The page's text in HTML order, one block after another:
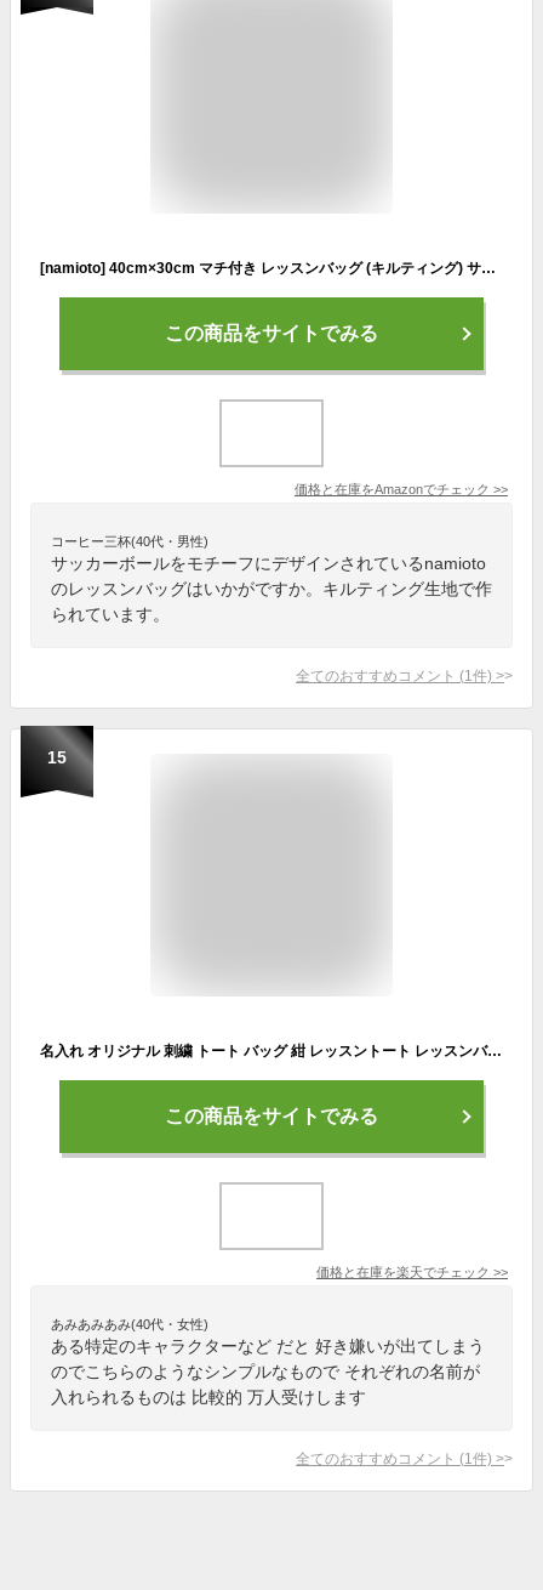
[namioto] 40cm×30cm マチ付き レッスンバッグ (キルティング) サッカーボール
この商品をサイトでみる
価格と在庫をAmazonでチェック >>
コーヒー三杯(40代・男性)
サッカーボールをモチーフにデザインされているnamioto
のレッスンバッグはいかがですか。キルティング生地で作
られています。
全てのおすすめコメント (1 件) >
15
名入れ オリジナル 刺繍 トート バッグ 紺 レッスントート レッスンバッグ 絵本バッグ 幼稚園 小学校 新生活 人気 軽い おしゃれ 男の子 女の子 犬 アザラシ おすすめ キッズ トート プレゼント 名入れ イニシャル 刺繍 トートバッグ どうぶつさん 返品交換不可
この商品をサイトでみる
価格と在庫を楽天でチェック >>
あみあみあみ(40代・女性)
ある特定のキャラクターなど だと 好き嫌いが出てしまう
のでこちらのようなシンプルなもので それぞれの名前が
入れられるものは 比較的 万人受けします
全てのおすすめコメント (1 件) >